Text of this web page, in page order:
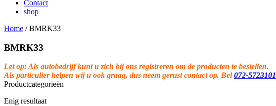
Contact
shop
Home /BMRK33
BMRK33
Let op: Als autobedrijf kunt u zich bij ons registreren om de producten te bestellen.
Als particulier helpen wij u ook graag, dus neem gerust contact op. Bel072-5723101
Productcategorieën
Enig resultaat